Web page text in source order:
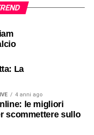
La
4 anni ago
le migliori
scommettere sullo